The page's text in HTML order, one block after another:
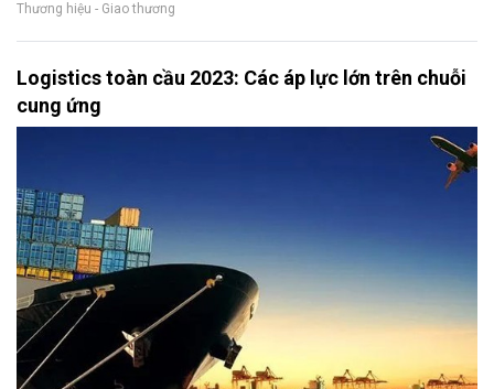
Thương hiệu - Giao thương
Logistics toàn cầu 2023: Các áp lực lớn trên chuỗi
cung ứng